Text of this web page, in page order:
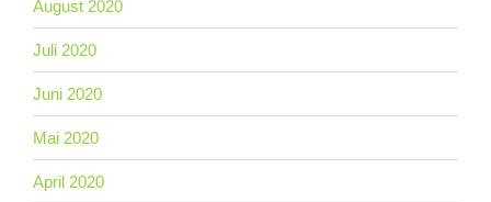
August 2020
Juli 2020
Juni 2020
Mai 2020
April 2020